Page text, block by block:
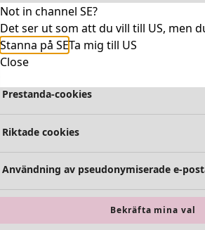
Not in channel SE?
Det ser ut som att du vill till US, men
Stanna på SETa mig till US
Close
Absolut nödvändiga cookies
Funktionella cookies
Prestanda-cookies
Riktade cookies
Användning av pseudonymiserade e-
Bekräfta mina val